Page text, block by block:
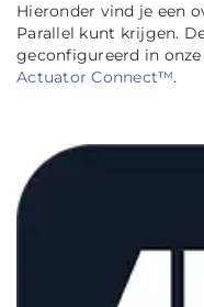
Hieronder vind je een
Parallel kunt krijgen.
geconfigureerd in
Actuator Connect™.